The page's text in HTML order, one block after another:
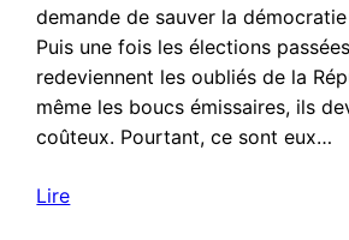
demande de sauver la
Puis une fois les élections
redeviennent les oubliés de la
même les boucs émissaires, ils
coûteux. Pourtant, ce sont eux…
Lire